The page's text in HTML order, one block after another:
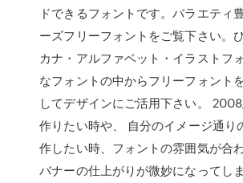
ドできるフォントです。バラエティ
ーズフリーフォントをご覧下さい。
カナ・アルファベット・イラストフ
なフォントの中からフリーフォント
してデザインにご活用下さい。
作りたい時や、 自分のイメージ通り
作したい時、フォントの雰囲気が合
バナーの仕上がりが微妙になってし